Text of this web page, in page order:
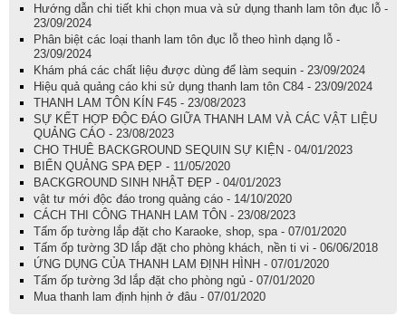
Hướng dẫn chi tiết khi chọn mua và sử dụng thanh lam tôn đục lỗ -
23/09/2024
Phân biệt các loại thanh lam tôn đục lỗ theo hình dạng lỗ -
23/09/2024
Khám phá các chất liệu được dùng để làm sequin - 23/09/2024
Hiệu quả quảng cáo khi sử dụng thanh lam tôn C84 - 23/09/2024
THANH LAM TÔN KÍN F45 - 23/08/2023
SỰ KẾT HỢP ĐỘC ĐÁO GIỮA THANH LAM VÀ CÁC VẬT LIỆU
QUẢNG CÁO - 23/08/2023
CHO THUÊ BACKGROUND SEQUIN SỰ KIỆN - 04/01/2023
BIỂN QUẢNG SPA ĐẸP - 11/05/2020
BACKGROUND SINH NHẬT ĐẸP - 04/01/2023
vật tư mới độc đáo trong quảng cáo - 14/10/2020
CÁCH THI CÔNG THANH LAM TÔN - 23/08/2023
Tấm ốp tường lắp đặt cho Karaoke, shop, spa - 07/01/2020
Tấm ốp tường 3D lắp đặt cho phòng khách, nền ti vi - 06/06/2018
ỨNG DỤNG CỦA THANH LAM ĐỊNH HÌNH - 07/01/2020
Tấm ốp tường 3d lắp đặt cho phòng ngủ - 07/01/2020
Mua thanh lam định hịnh ở đâu - 07/01/2020